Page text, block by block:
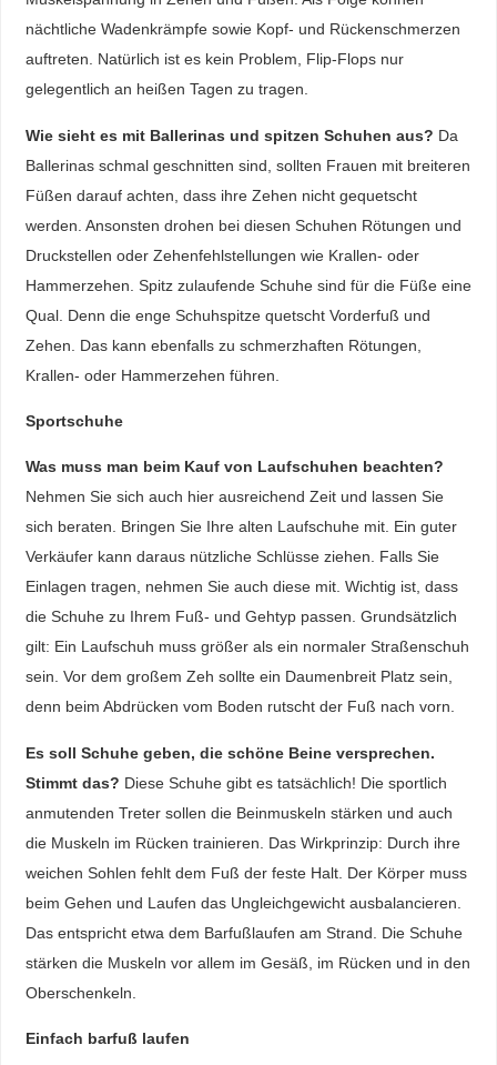
nächtliche Wadenkrämpfe sowie Kopf- und Rückenschmerzen
auftreten. Natürlich ist es kein Problem, Flip-Flops nur
gelegentlich an heißen Tagen zu tragen.
Wie sieht es mit Ballerinas und spitzen Schuhen aus? Da
Ballerinas schmal geschnitten sind, sollten Frauen mit breiteren
Füßen darauf achten, dass ihre Zehen nicht gequetscht
werden. Ansonsten drohen bei diesen Schuhen Rötungen und
Druckstellen oder Zehenfehlstellungen wie Krallen- oder
Hammerzehen. Spitz zulaufende Schuhe sind für die Füße eine
Qual. Denn die enge Schuhspitze quetscht Vorderfuß und
Zehen. Das kann ebenfalls zu schmerzhaften Rötungen,
Krallen- oder Hammerzehen führen.
Sportschuhe
Was muss man beim Kauf von Laufschuhen beachten?
Nehmen Sie sich auch hier ausreichend Zeit und lassen Sie
sich beraten. Bringen Sie Ihre alten Laufschuhe mit. Ein guter
Verkäufer kann daraus nützliche Schlüsse ziehen. Falls Sie
Einlagen tragen, nehmen Sie auch diese mit. Wichtig ist, dass
die Schuhe zu Ihrem Fuß- und Gehtyp passen. Grundsätzlich
gilt: Ein Laufschuh muss größer als ein normaler Straßenschuh
sein. Vor dem großem Zeh sollte ein Daumenbreit Platz sein,
denn beim Abdrücken vom Boden rutscht der Fuß nach vorn.
Es soll Schuhe geben, die schöne Beine versprechen.
Stimmt das? Diese Schuhe gibt es tatsächlich! Die sportlich
anmutenden Treter sollen die Beinmuskeln stärken und auch
die Muskeln im Rücken trainieren. Das Wirkprinzip: Durch ihre
weichen Sohlen fehlt dem Fuß der feste Halt. Der Körper muss
beim Gehen und Laufen das Ungleichgewicht ausbalancieren.
Das entspricht etwa dem Barfußlaufen am Strand. Die Schuhe
stärken die Muskeln vor allem im Gesäß, im Rücken und in den
Oberschenkeln.
Einfach barfuß laufen